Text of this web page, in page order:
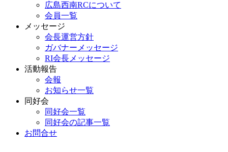
広島西南RCについて
会員一覧
メッセージ
会長運営方針
ガバナーメッセージ
RI会長メッセージ
活動報告
会報
お知らせ一覧
同好会
同好会一覧
同好会の記事一覧
お問合せ